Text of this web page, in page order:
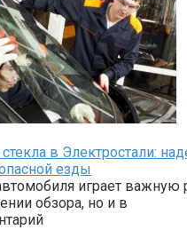
в Электростали:
езды
играет важную
обзора, но и в